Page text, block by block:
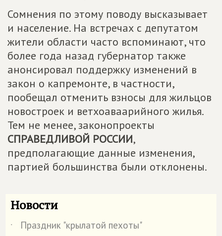
Сомнения по этому поводу высказывает
и население. На встречах с депутатом
жители области часто вспоминают, что
более года назад губернатор также
анонсировал поддержку изменений в
закон о капремонте, в частности,
пообещал отменить взносы для жильцов
новостроек и ветхоаваарийного жилья.
Тем не менее, законопроекты
СПРАВЕДЛИВОЙ РОССИИ,
предполагающие данные изменения,
партией большинства были отклонены.
Новости
˙
Праздник "крылатой пехоты"